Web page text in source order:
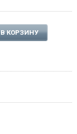
В КОРЗИНУ